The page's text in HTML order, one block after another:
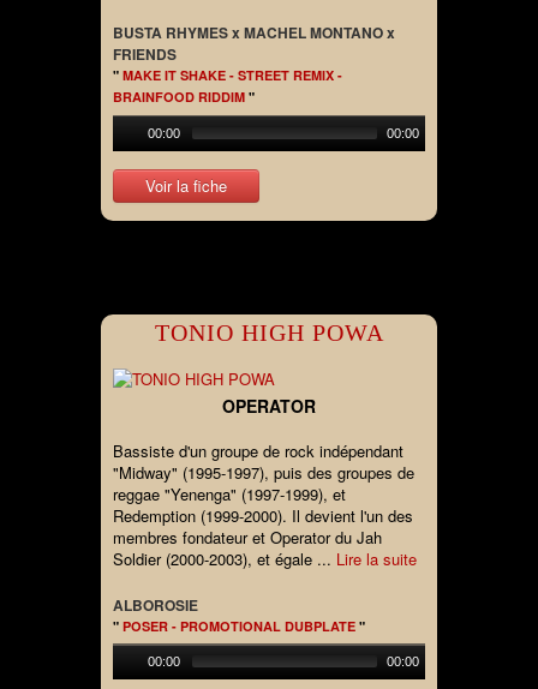
BUSTA RHYMES x MACHEL MONTANO x
FRIENDS
" MAKE IT SHAKE - STREET REMIX -
BRAINFOOD RIDDIM "
00:00 00:00
Voir la fiche
TONIO HIGH POWA
OPERATOR
Bassiste d'un groupe de rock indépendant
"Midway" (1995-1997), puis des groupes de
reggae "Yenenga" (1997-1999), et
Redemption (1999-2000). Il devient l'un des
membres fondateur et Operator du Jah
Soldier (2000-2003), et égale ... Lire la suite
ALBOROSIE
" POSER - PROMOTIONAL DUBPLATE "
00:00 00:00